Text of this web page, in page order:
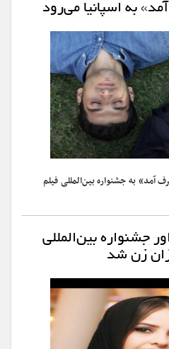
به اسپانیا می‌رود
آمد» به جشنواره بین‌المللی فیلم
جشنواره بین‌المللی
زن شد